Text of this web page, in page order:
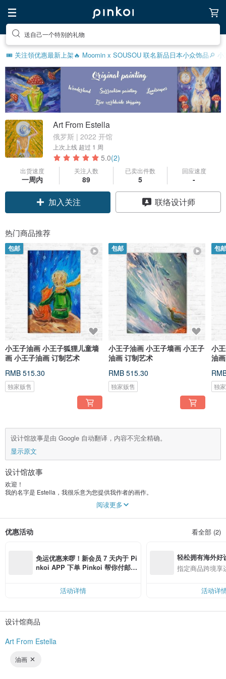
送自己一个特别的礼物
🎟️ 关注領优惠最新上架🔥 Moomin x SOUSOU 联名新品日本小众饰品🔎 小
Art From Estella
俄罗斯 | 2022 开馆
上次上线 超过 1 周
5.0(2)
出货速度
一周内
关注人数
89
已卖出件数
5
回应速度
-
加入关注 联络设计师
热门商品推荐
包邮
小王子油画 小王子狐狸儿童墙
画 小王子油画 订制艺术
RMB 515.30
独家贩售
包邮
小王子油画 小王子墙画 小王子
油画 订制艺术
RMB 515.30
独家贩售
包
小
油
独
设计馆故事是由 Google 自动翻译，内容不完全精确。
显示原文
设计馆故事
欢迎！
我的名字是 Estella，我很乐意为您提供我作者的画作。
我的画是原作者的作品，图片是我亲自画的。我使用油、压克力、水彩中的不同
阅读更多
优惠活动 看全部 (2)
免运优惠来啰！新会员 7 天内于 Pi
nkoi APP 下单 Pinkoi 帮你付邮
活动详情
轻松拥有海外好
指定商品跨境享
活动详
设计馆商品
Art From Estella
油画